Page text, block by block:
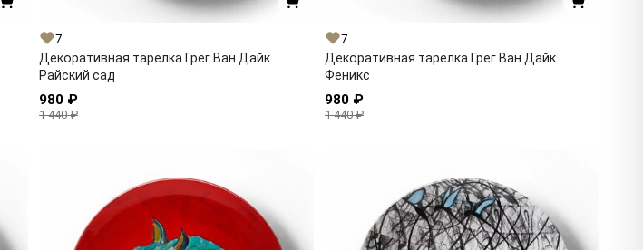
7
Декоративная тарелка Грег Ван Дайк
Райский сад
980 ₽
1 440 ₽
7
Декоративная тарелка Грег Ван Дайк
Феникс
980 ₽
1 440 ₽